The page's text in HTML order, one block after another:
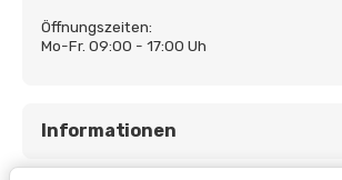
Öffnungszeiten:
Mo-Fr. 09:00 - 17:00 Uh
Informationen